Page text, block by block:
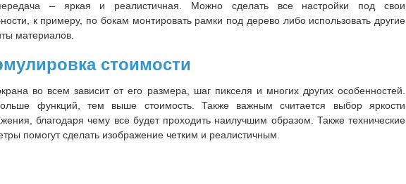
– яркая и реалистичная. Можно сделать все настройки под свои
к примеру, по бокам монтировать рамки под дерево либо использовать другие
материалов.
стоимости
во всем зависит от его размера, шаг пикселя и многих других особенностей.
функций, тем выше стоимость. Также важным считается выбор яркости
благодаря чему все будет проходить наилучшим образом. Также технические
помогут сделать изображение четким и реалистичным.